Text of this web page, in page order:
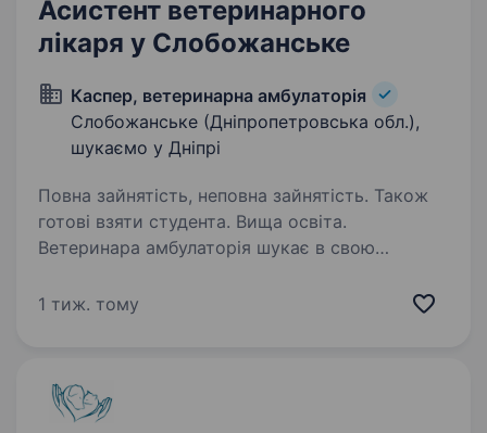
Асистент ветеринарного
лікаря у Слобожанське
Каспер, ветеринарна амбулаторія
Слобожанське (Дніпропетровська обл.),
шукаємо у Дніпрі
Повна зайнятість, неповна зайнятість. Також
готові взяти студента. Вища освіта.
Ветеринара амбулаторія шукає в свою
ветеринарна освіта (студент, фельдшер, вет
до тварин…
1 тиж. тому